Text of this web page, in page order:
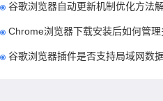
谷歌浏览器自动更新机制优化方法
Chrome浏览器下载安装后如何管
谷歌浏览器插件是否支持局域网数